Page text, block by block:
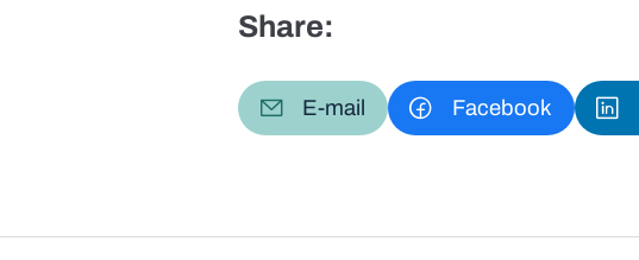
Share:
E-mail Facebook